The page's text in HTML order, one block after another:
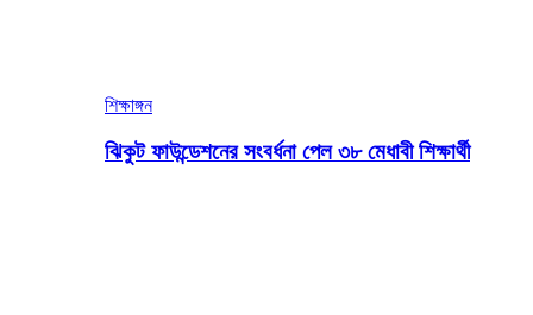
শিক্ষাঙ্গন
ঝিকুট ফাউন্ডেশনের সংবর্ধনা পেল ৩৮ মেধাবী শিক্ষার্থী